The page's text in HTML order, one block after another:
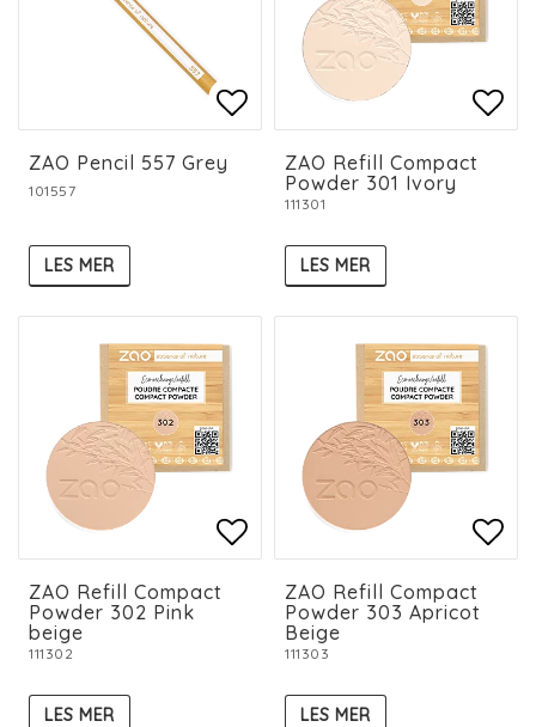
Add to list of
Add to list of
ZAO Pencil 557 Grey
101557
LES MER
ZAO Refill Compact
Powder 301 Ivory
111301
LES MER
Add to list of
Add to list of
ZAO Refill Compact
Powder 302 Pink
beige
111302
LES MER
ZAO Refill Compact
Powder 303 Apricot
Beige
111303
LES MER